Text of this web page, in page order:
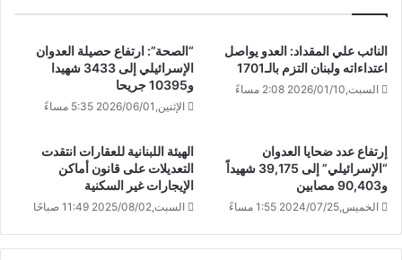
النائب علي المقداد: العدو يواصل
اعتداءاته ولبنان التزم بالـ1701
السبت,2026/01/10 2:08 مساءً
“الصحة”: ارتفاع حصيلة العدوان
الإسرائيلي إلى 3433 شهيدا
و10395 جريحا
الإثنين,2026/06/01 5:35 مساءً
إرتفاع عدد ضحايا العدوان
“الإسرائيلي” إلى 39,175 شهيداً
و90,403 مصابين
الخميس,2024/07/25 1:55 مساءً
الهيئة اللبنانية للعقارات انتقدت
التعديلات على قانون أماكن
الإيجارات غير السكنية
السبت,2025/08/02 11:49 صباحًا